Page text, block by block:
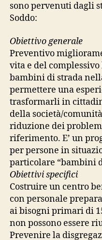
sono pervenuti dagli
Soddo:
Obiettivo generale
Preventivo
vita e del
bambini di strada
permettere una
trasformarli in
della società/
riduzione dei
riferimento. E’ un
per persone in
particolare “bambini
Obiettivi specifici
Costruire un centro
con personale
ai bisogni primari di
non possono essere
Prevenire la